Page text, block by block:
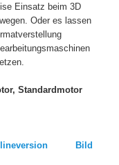
Einsatz beim 3D
Oder es lassen
Standardmotor
Bild